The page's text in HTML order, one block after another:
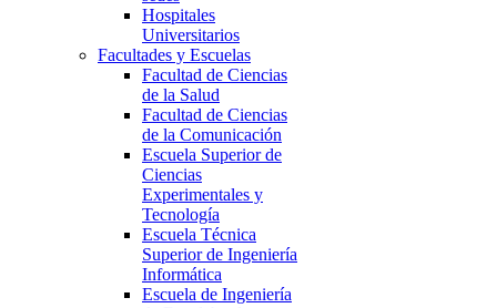
Hospitales
Universitarios
Facultades y Escuelas
Facultad de Ciencias
de la Salud
Facultad de Ciencias
de la Comunicación
Escuela Superior de
Ciencias
Experimentales y
Tecnología
Escuela Técnica
Superior de Ingeniería
Informática
Escuela de Ingeniería